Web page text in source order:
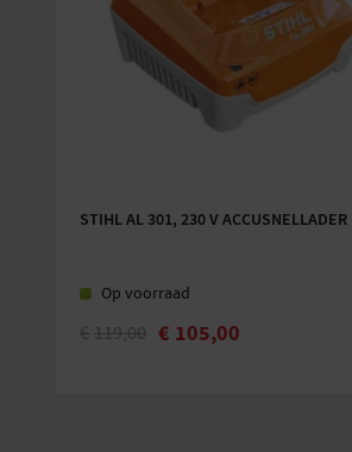
STIHL AL 301, 230 V ACCUSNELLADER
Op voorraad
€ 119,00 € 105,00